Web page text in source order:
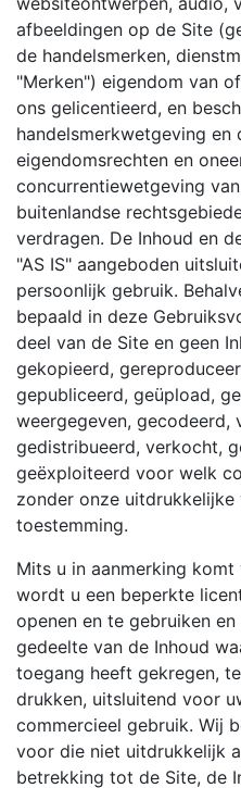
afbeeldingen op de Site
de handelsmerken,
"Merken") eigendom van
ons gelicentieerd, en
handelsmerkwetgeving en
eigendomsrechten en
concurrentiewetgeving
buitenlandse
verdragen. De Inhoud en
"AS IS" aangeboden
persoonlijk gebruik.
bepaald in deze
deel van de Site en geen
gekopieerd,
gepubliceerd, geüpload,
weergegeven, gecodeerd,
gedistribueerd, verkocht,
geëxploiteerd voor welk
zonder onze
toestemming.
Mits u in aanmerking
wordt u een beperkte
openen en te gebruiken
gedeelte van de Inhoud
toegang heeft gekregen,
drukken, uitsluitend voor
commercieel gebruik. Wij
voor die niet uitdrukkelijk
betrekking tot de Site, de